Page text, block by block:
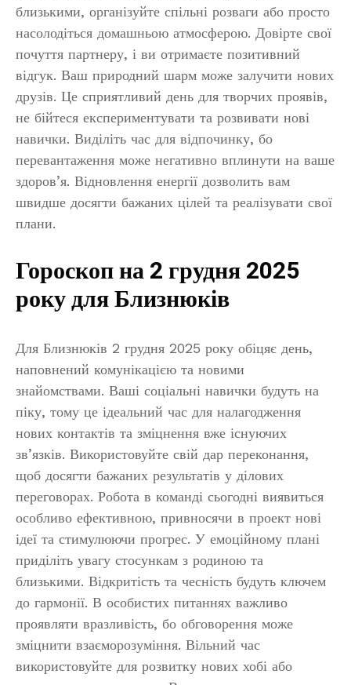
близькими, організуйте спільні розваги або просто
насолодіться домашньою атмосферою. Довірте свої
почуття партнеру, і ви отримаєте позитивний
відгук. Ваш природний шарм може залучити нових
друзів. Це сприятливий день для творчих проявів,
не бійтеся експериментувати та розвивати нові
навички. Виділіть час для відпочинку, бо
перевантаження може негативно вплинути на ваше
здоров’я. Відновлення енергії дозволить вам
швидше досягти бажаних цілей та реалізувати свої
плани.
Гороскоп на 2 грудня 2025
року для Близнюків
Для Близнюків 2 грудня 2025 року обіцяє день,
наповнений комунікацією та новими
знайомствами. Ваші соціальні навички будуть на
піку, тому це ідеальний час для налагодження
нових контактів та зміцнення вже існуючих
зв’язків. Використовуйте свій дар переконання,
щоб досягти бажаних результатів у ділових
переговорах. Робота в команді сьогодні виявиться
особливо ефективною, привносячи в проект нові
ідеї та стимулюючи прогрес. У емоційному плані
приділіть увагу стосункам з родиною та
близькими. Відкритість та чесність будуть ключем
до гармонії. В особистих питаннях важливо
проявляти вразливість, бо обговорення може
зміцнити взаєморозуміння. Вільний час
використовуйте для розвитку нових хобі або